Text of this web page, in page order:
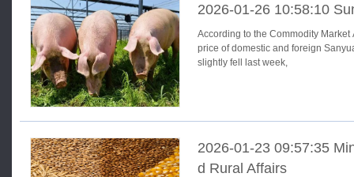
2026-01-26 10:58:10
According to the Commodity
price of domestic and foreign
slightly fell last week,
2026-01-23 09:57:35
d Rural Affairs